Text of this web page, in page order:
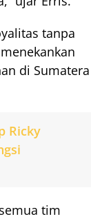
tanpa
di Sumatera
Ricky
tim